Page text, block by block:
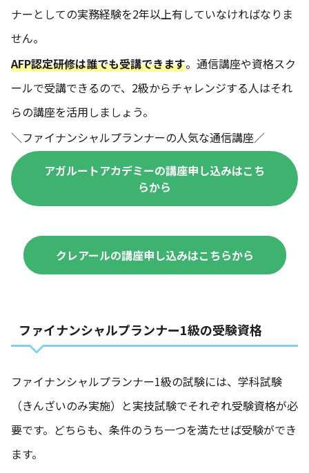
ナーとしての実務経験を2年以上有していなければなりま
せん。
AFP認定研修は誰でも受講できます。通信講座や資格スク
ールで受講できるので、2級からチャレンジする人はそれ
らの講座を活用しましょう。
＼ファイナンシャルプランナーの人気な通信講座／
アガルートアカデミーの講座申し込みはこち
らから
クレアールの講座申し込みはこちらから
ファイナンシャルプランナー1級の受験資格
ファイナンシャルプランナー1級の試験には、学科試験
（きんざいのみ実施）と実技試験でそれぞれ受験資格が必
要です。どちらも、条件のうち一つを満たせば受験ができ
ます。